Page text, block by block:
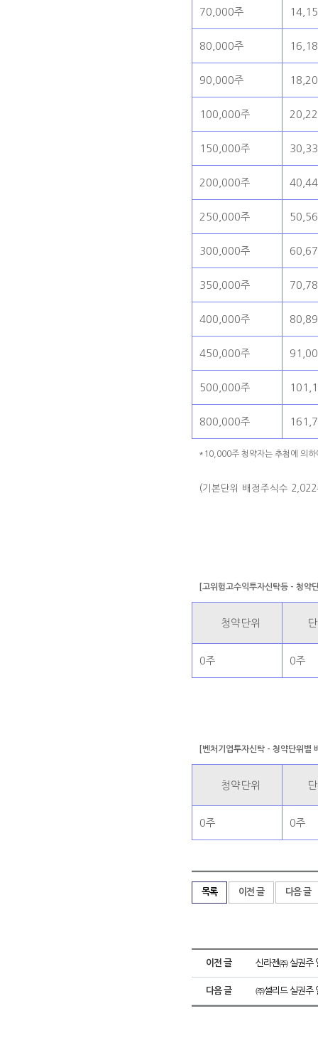
70,000주
80,000주
90,000주
100,000주
150,000주
200,000주
250,000주
300,000주
350,000주
400,000주
450,000주
500,000주
800,000주
*10,000주 청약자는 추첨에 의하
(기본단위 배정주식수
[고위험고수익투자신탁등 - 청약
청약단위
0주 0주
[벤처기업투자신탁 - 청약단위별
청약단위
0주 0주
목록 이전 글 다음 글
이전 글 신라젠㈜ 실권주
다음 글 ㈜셀리드 실권주